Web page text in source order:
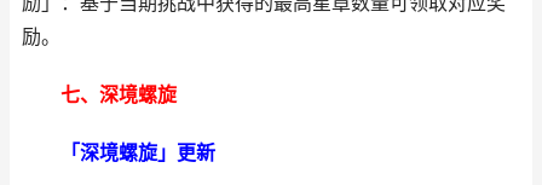
励。
七、深境螺旋
「深境螺旋」更新